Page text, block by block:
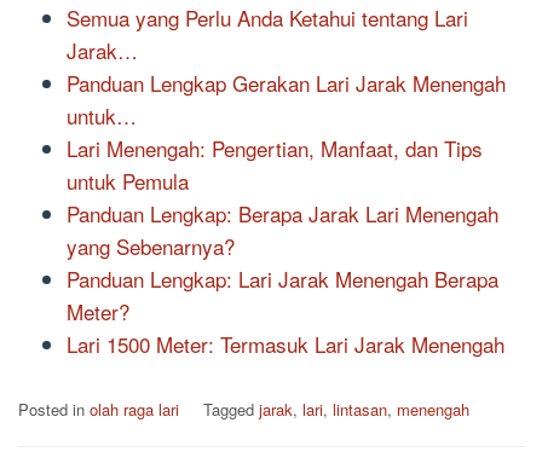
Semua yang Perlu Anda Ketahui tentang Lari
Jarak…
Panduan Lengkap Gerakan Lari Jarak Menengah
untuk…
Lari Menengah: Pengertian, Manfaat, dan Tips
untuk Pemula
Panduan Lengkap: Berapa Jarak Lari Menengah
yang Sebenarnya?
Panduan Lengkap: Lari Jarak Menengah Berapa
Meter?
Lari 1500 Meter: Termasuk Lari Jarak Menengah
Posted in olah raga lari Tagged jarak, lari, lintasan, menengah